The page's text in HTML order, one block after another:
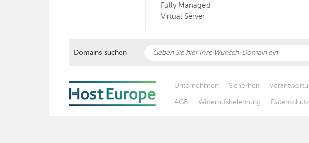
Fully Managed
Virtual Server
Domains suchen
Unternehmen Sicherheit
AGB
Widerrufsbelehrung